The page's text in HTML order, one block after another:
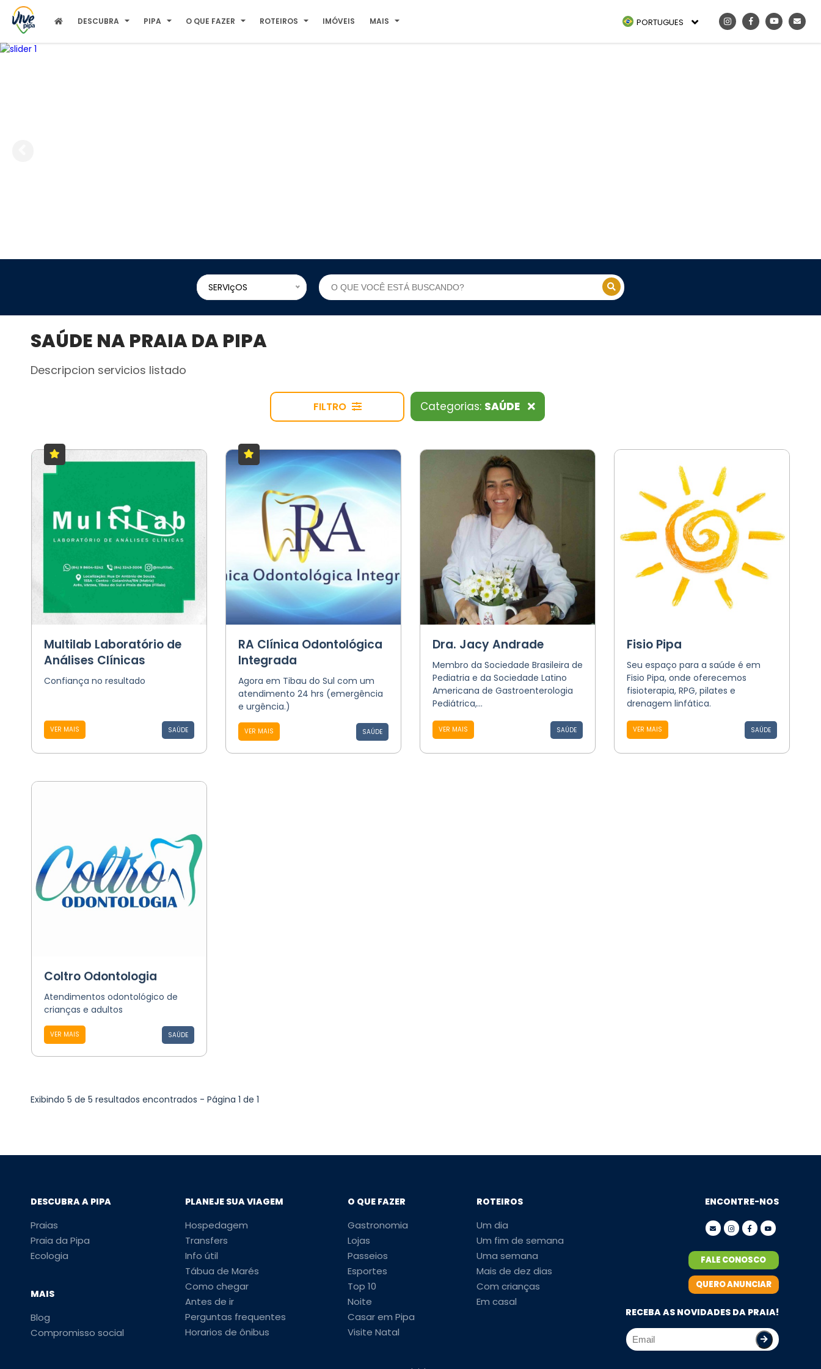
DESCUBRA PIPA O QUE FAZER ROTEIROS IMÓVEIS MAIS PORTUGUES
SERVIçOS
SAÚDE NA PRAIA DA PIPA
Descripcion servicios listado
FILTRO Categorias: SAÚDE
Multilab Laboratório de
Análises Clínicas
Confiança no resultado
VER MAIS SAÚDE
RA Clínica Odontológica
Integrada
Agora em Tibau do Sul com um
atendimento 24 hrs (emergência
e urgência.)
VER MAIS SAÚDE
Dra. Jacy Andrade
Membro da Sociedade Brasileira de
Pediatria e da Sociedade Latino
Americana de Gastroenterologia
Pediátrica,...
VER MAIS SAÚDE
Fisio Pipa
Seu espaço para a saúde é em
Fisio Pipa, onde oferecemos
fisioterapia, RPG, pilates e
drenagem linfática.
VER MAIS SAÚDE
Coltro Odontologia
Atendimentos odontológico de
crianças e adultos
VER MAIS SAÚDE
Exibindo 5 de 5 resultados encontrados - Página 1 de 1
DESCUBRA A PIPA
Praias
Praia da Pipa
Ecologia
MAIS
Blog
Compromisso social
PLANEJE SUA VIAGEM
Hospedagem
Transfers
Info útil
Tábua de Marés
Como chegar
Antes de ir
Perguntas frequentes
Horarios de ônibus
O QUE FAZER
Gastronomia
Lojas
Passeios
Esportes
Top 10
Noite
Casar em Pipa
Visite Natal
ROTEIROS
Um dia
Um fim de semana
Uma semana
Mais de dez dias
Com crianças
Em casal
ENCONTRE-NOS
FALE CONOSCO
QUERO ANUNCIAR
RECEBA AS NOVIDADES DA PRAIA!